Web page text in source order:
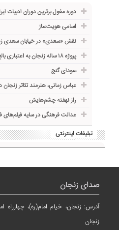
دوره مغول برترین دوران ادبیات
اسامی هویت‌ساز
نقش «سعدی» در خیابان سعدی
پروژه ۱۸ ساله زنجان به اعتباری بالغ بر ۸۵ میلیارد تومان نیاز دارد
سودای گنج
عباس زمانی، هنرمند تئاتر
راز نهفته چشم‌هایش
عدالت فرهنگی در سایه فیلم‌های
تبلیغات اینترنتی
صدای زنجان
آدرس: زنجان، خیام امام(ره)، چهارراه
زنجان